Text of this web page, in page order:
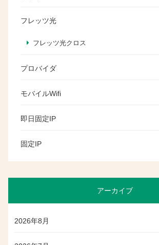
フレッツ光
フレッツ光クロス
プロバイダ
モバイルWifi
即日固定IP
固定IP
アーカイブ
2026年8月